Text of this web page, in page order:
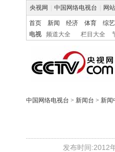
央视网 中国网络电视台 网
首页 新闻 经济 体育 综艺
电视
频道大全 栏目大全
中国网络电视台 > 新闻台 > 新闻
发布时间:2012